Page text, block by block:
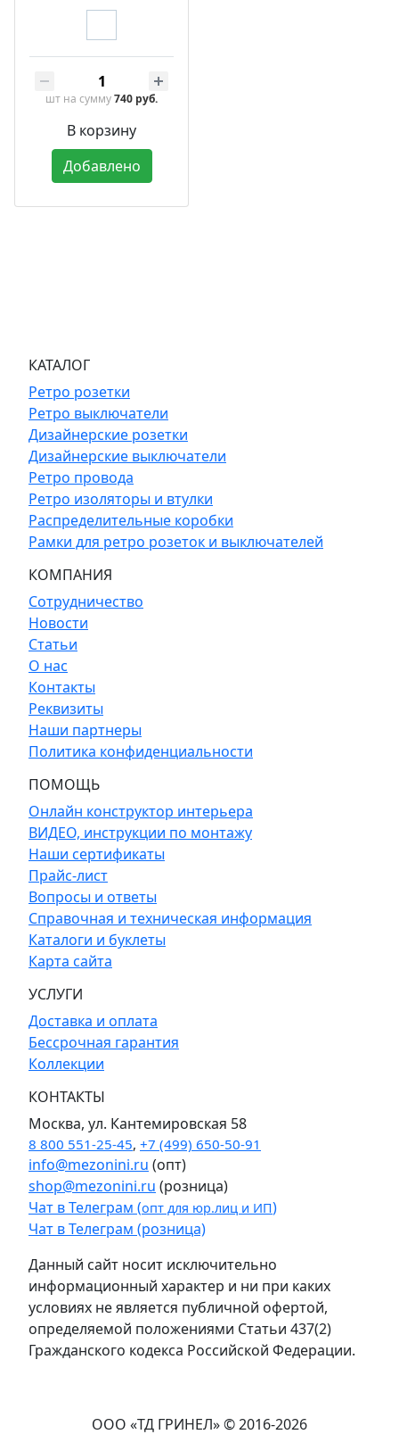
шт на сумму740 руб.
В корзину
Добавлено
КАТАЛОГ
Ретро розетки
Ретро выключатели
Дизайнерские розетки
Дизайнерские выключатели
Ретро провода
Ретро изоляторы и втулки
Распределительные коробки
Рамки для ретро розеток и выключателей
КОМПАНИЯ
Сотрудничество
Новости
Статьи
О нас
Контакты
Реквизиты
Наши партнеры
Политика конфиденциальности
ПОМОЩЬ
Онлайн конструктор интерьера
ВИДЕО, инструкции по монтажу
Наши сертификаты
Прайс-лист
Вопросы и ответы
Справочная и техническая информация
Каталоги и буклеты
Карта сайта
УСЛУГИ
Доставка и оплата
Бессрочная гарантия
Коллекции
КОНТАКТЫ
Москва, ул. Кантемировская 58
8 800 551-25-45, +7 (499) 650-50-91
info@mezonini.ru (опт)
shop@mezonini.ru (розница)
Чат в Телеграм (опт для юр.лиц и ИП)
Чат в Телеграм (розница)
Данный сайт носит исключительно
информационный характер и ни при каких
условиях не является публичной офертой,
определяемой положениями Статьи 437(2)
Гражданского кодекса Российской Федерации.
ООО «ТД ГРИНЕЛ» © 2016-2026